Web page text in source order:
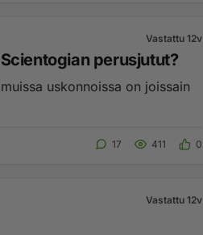
Vastattu 12v
perusjutut?
uskonnoissa on joissain
17 411 0
Vastattu 12v